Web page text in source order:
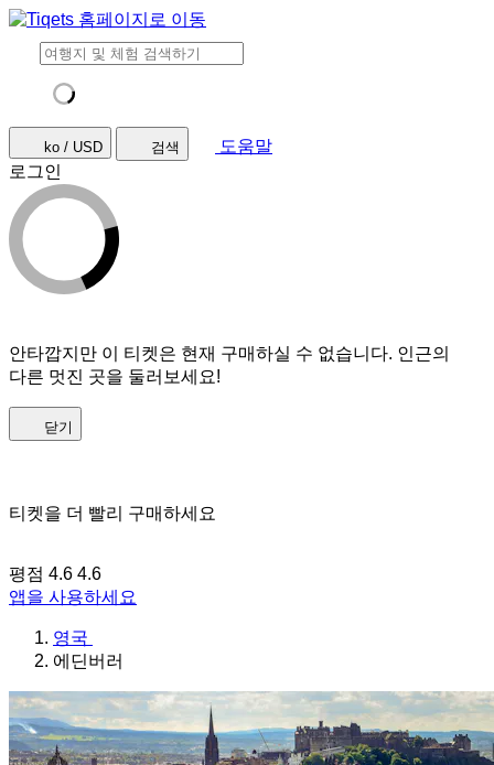
ko / USD 검색
도움말
로그인
안타깝지만 이 티켓은 현재 구매하실 수 없습니다. 인근의
다른 멋진 곳을 둘러보세요!
닫기
티켓을 더 빨리 구매하세요
평점 4.6 4.6
앱을 사용하세요
영국
에딘버러